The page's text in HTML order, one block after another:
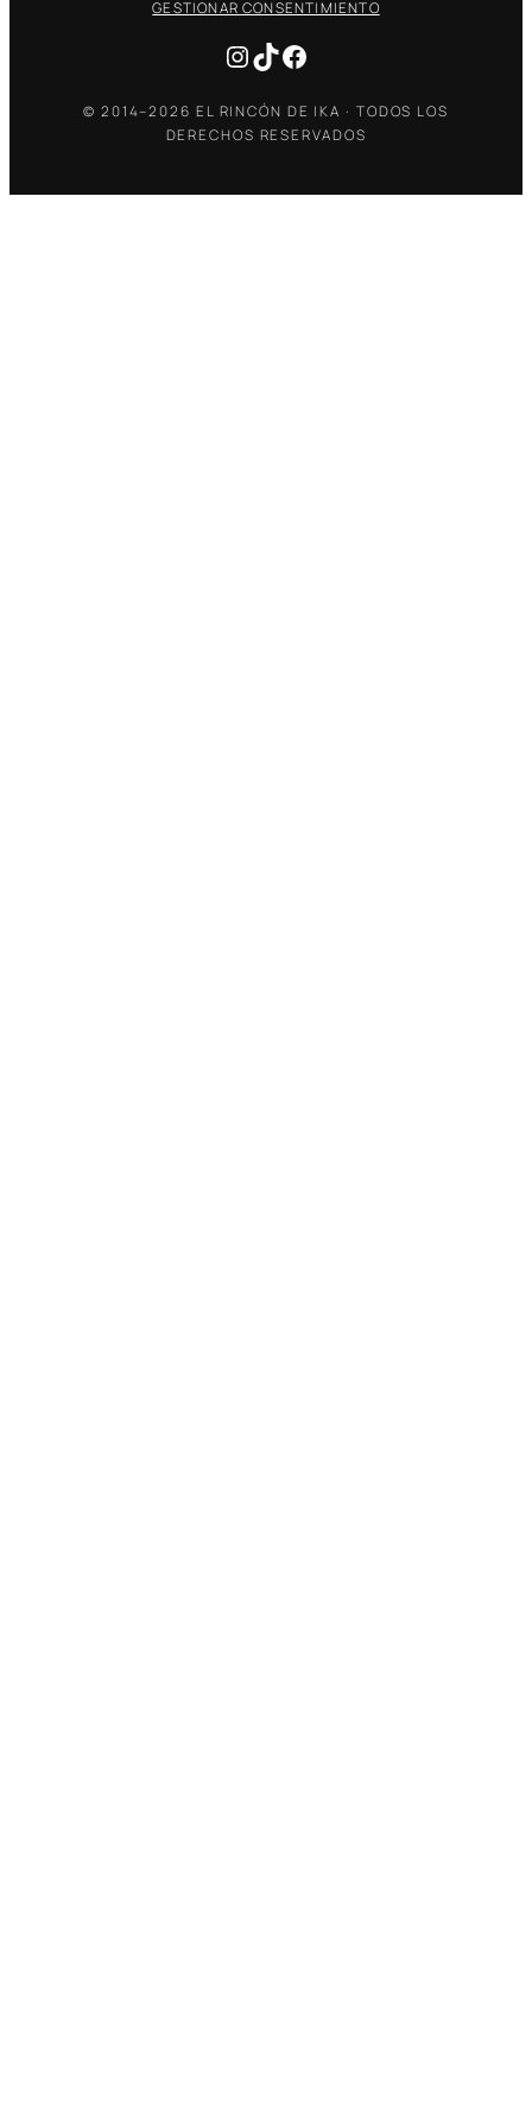
GESTIONAR CONSENTIMIENTO
Instagram
TikTokFacebook
© 2014–2026 EL RINCÓN DE IKA · TODOS LOS
DERECHOS RESERVADOS